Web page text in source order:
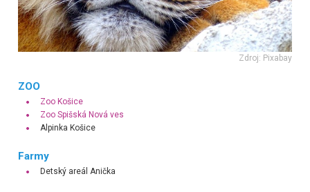
Zdroj: Pixabay
ZOO
Zoo Košice
Zoo Spišská Nová ves
Alpinka Košice
Farmy
Detský areál Anička